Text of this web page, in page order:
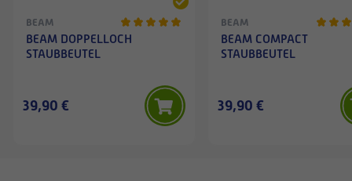
BEAM
BEAM DOPPELLOCH
STAUBBEUTEL
39,90 €
BEAM
BEAM COMPACT
STAUBBEUTEL
39,90 €